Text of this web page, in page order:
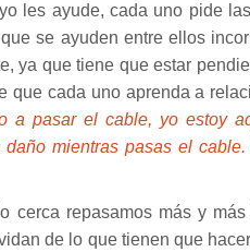
les ayude, cada uno pide
se ayuden entre ellos
ya que tiene que estar
que cada uno aprenda a
a pasar el cable, yo estoy
mientras pasas el
cerca repasamos más y
de lo que tienen que